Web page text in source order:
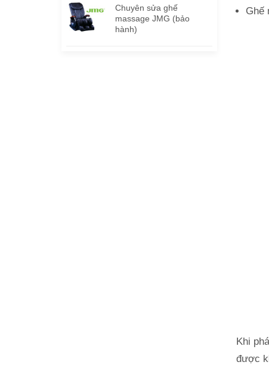
Chuyên sửa ghế
massage JMG (bảo
hành)
Ghế
Khi
được